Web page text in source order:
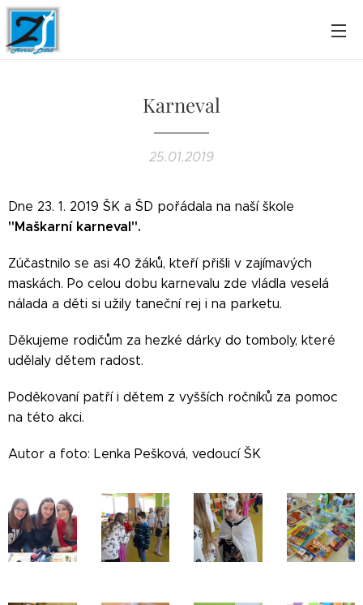
Karneval
25.01.2019
Dne 23. 1. 2019 ŠK a ŠD pořádala na naší škole
"Maškarní karneval".
Zúčastnilo se asi 40 žáků, kteří přišli v zajímavých
maskách. Po celou dobu karnevalu zde vládla veselá
nálada a děti si užily taneční rej i na parketu.
Děkujeme rodičům za hezké dárky do tomboly, které
udělaly dětem radost.
Poděkovaní patří i dětem z vyšších ročníků za pomoc
na této akci.
Autor a foto: Lenka Pešková, vedoucí ŠK